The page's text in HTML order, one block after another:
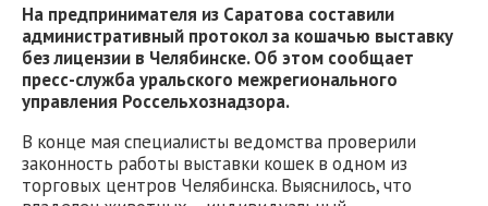
На предпринимателя из Саратова составили
административный протокол за кошачью выставку
без лицензии в Челябинске. Об этом сообщает
пресс-служба уральского межрегионального
управления Россельхознадзора.
В конце мая специалисты ведомства проверили
законность работы выставки кошек в одном из
торговых центров Челябинска. Выяснилось, что